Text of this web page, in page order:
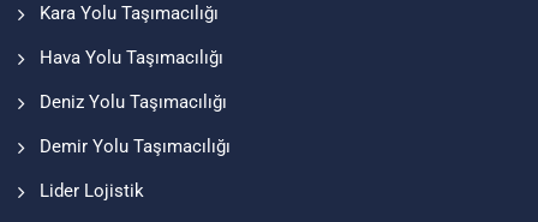
Kara Yolu Taşımacılığı
Hava Yolu Taşımacılığı
Deniz Yolu Taşımacılığı
Demir Yolu Taşımacılığı
Lider Lojistik